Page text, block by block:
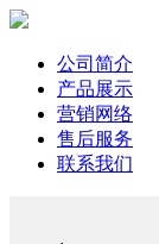
公司简介
产品展示
营销网络
售后服务
联系我们